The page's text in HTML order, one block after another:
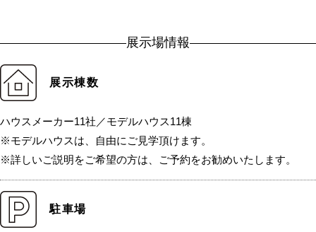
展示場情報
展示棟数
ハウスメーカー11社／モデルハウス11棟
※モデルハウスは、自由にご見学頂けます。
※詳しいご説明をご希望の方は、ご予約をお勧めいたします。
駐車場